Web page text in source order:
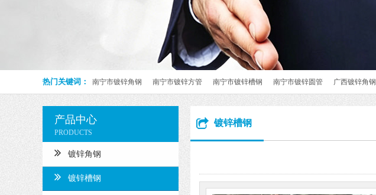
热门关键词： 南宁市镀锌角钢 南宁市镀锌方管 南宁市镀锌槽钢 南宁市镀锌圆管 广西镀锌角钢
产品中心
PRODUCTS
镀锌角钢
镀锌槽钢
镀锌槽钢